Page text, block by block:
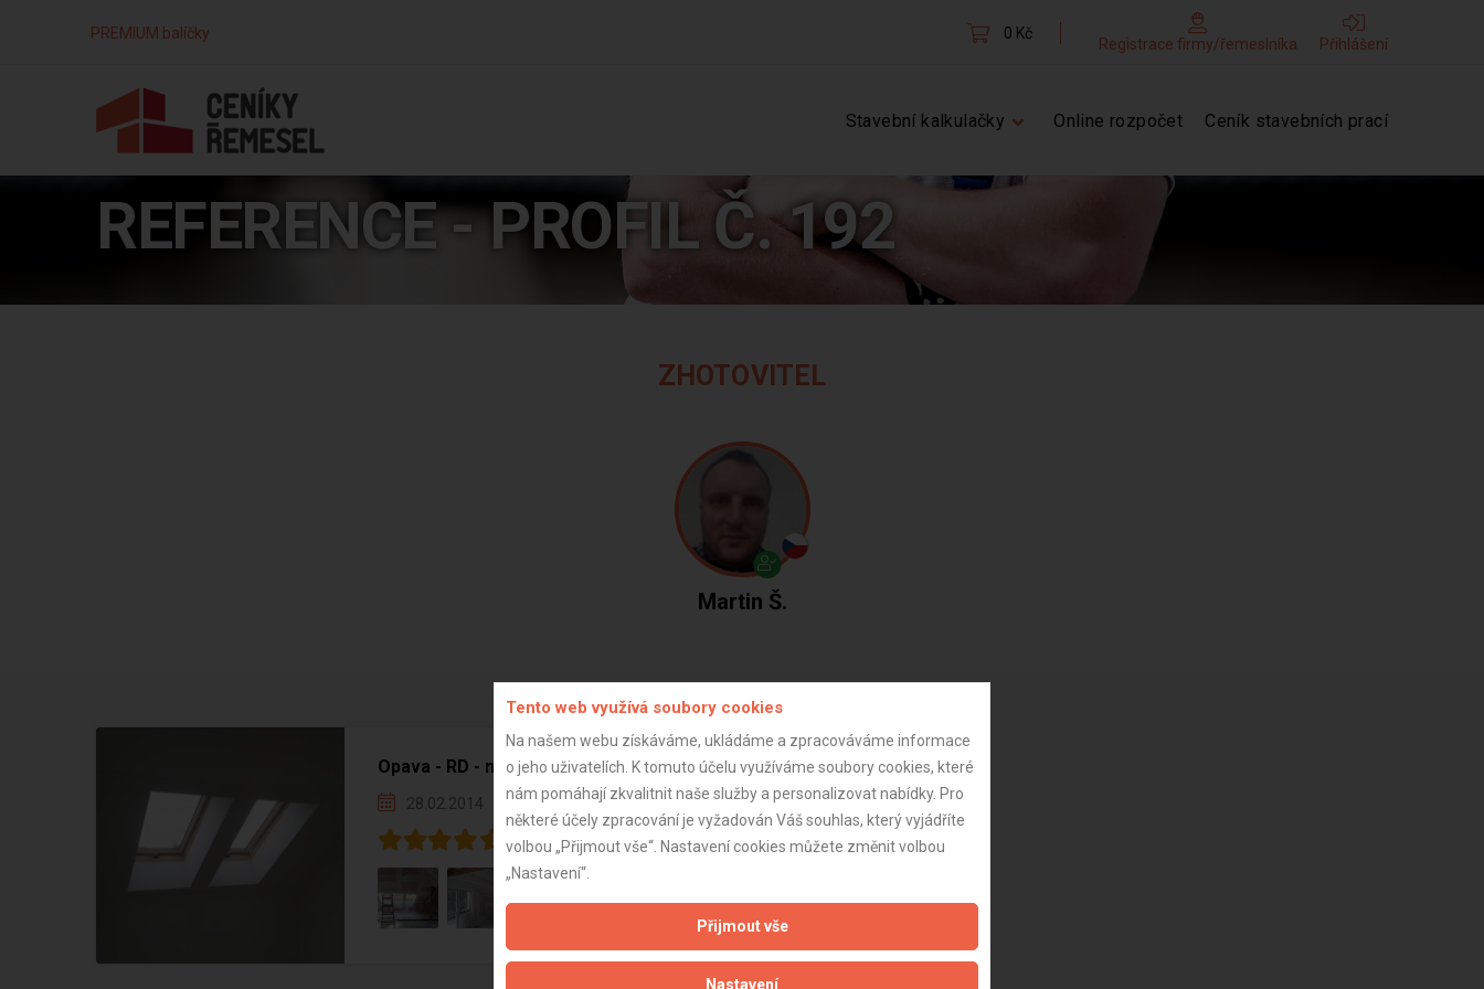
PREMIUM balíčky 0 Kč
Registrace firmy/řemeslníka Přihlášení
Stavební kalkulačky Online rozpočet Ceník stavebních prací
REFERENCE - PROFIL Č. 192
ZHOTOVITEL
Martin Š.
Opava - RD - montáž SDK
28.02.2014
39 000 Kč
4.8 5)
Tento web využívá soubory cookies
Na našem webu získáváme, ukládáme a zpracováváme informace
o jeho uživatelích. K tomuto účelu využíváme soubory cookies, které
nám pomáhají zkvalitnit naše služby a personalizovat nabídky. Pro
některé účely zpracování je vyžadován Váš souhlas, který vyjádříte
volbou „Přijmout vše“. Nastavení cookies můžete změnit volbou
„Nastavení“.
Přijmout vše
Nastavení